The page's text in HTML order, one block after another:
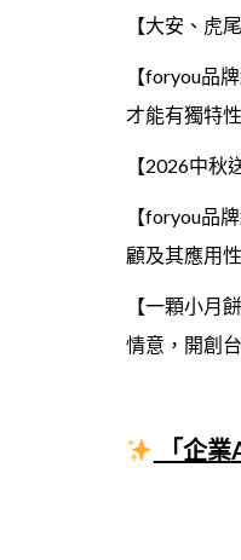
【大安、虎
【foryou品
才能有獨特
【2026中秋
【foryou品
顧及其應用
【一顆小月
情意，開創
「企